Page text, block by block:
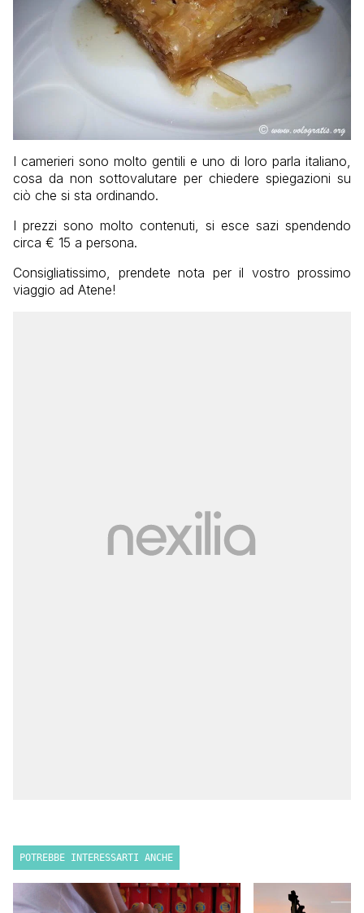
I camerieri sono molto gentili e uno di loro parla italiano,
cosa da non sottovalutare per chiedere spiegazioni su
ciò che si sta ordinando.
I prezzi sono molto contenuti, si esce sazi spendendo
circa € 15 a persona.
Consigliatissimo, prendete nota per il vostro prossimo
viaggio ad Atene!
POTREBBE INTERESSARTI ANCHE